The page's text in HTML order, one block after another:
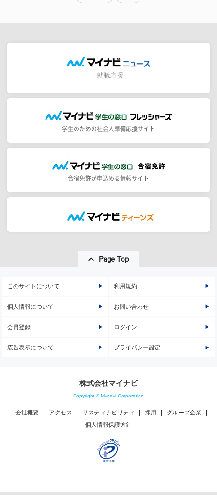
学生のための社会人準備応援サイト
合宿免許が申込める情報サイト
Page Top
このサイトについて 利用規約
個人情報について お問い合わせ
会員登録 ログイン
広告表示について プライバシー設定
株式会社マイナビ
Copyright © Mynavi Corporation
会社概要 アクセス サスティナビリティ 採用
グループ企業
個人情報保護方針